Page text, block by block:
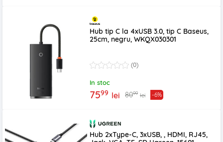
Hub tip C la 4xUSB 3.0, tip C Baseus,
25cm, negru, WKQX030301
(0)
In stoc
7599 lei 8099 lei -6%
Hub 2xType-C, 3xUSB, , HDMI, RJ45,